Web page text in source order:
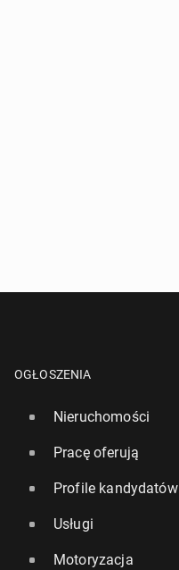
OGŁOSZENIA
Nieruchomości
Pracę oferują
Profile kandydatów
Usługi
Motoryzacja